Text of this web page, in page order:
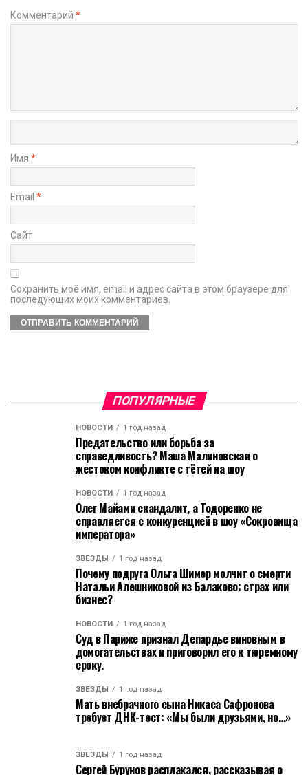
Комментарий *
Имя *
Email *
Сайт
Сохранить моё имя, email и адрес сайта в этом браузере для
последующих моих комментариев.
ПОПУЛЯРНЫЕ
НОВОСТИ 1 год назад
Предательство или борьба за
справедливость? Маша Малиновская о
жестоком конфликте с тётей на шоу
НОВОСТИ 1 год назад
Олег Майами скандалит, а Тодоренко не
справляется с конкуренцией в шоу «Сокровища
императора»
ЗВЁЗДЫ 1 год назад
Почему подруга Ольга Шимер молчит о смерти
Натальи Алешниковой из Балаково: страх или
бизнес?
НОВОСТИ 1 год назад
Суд в Париже признал Депардье виновным в
домогательствах и приговорил его к тюремному
сроку.
ЗВЁЗДЫ 1 год назад
Мать внебрачного сына Никаса Сафронова
требует ДНК-тест: «Мы были друзьями, но…»
ЗВЁЗДЫ 1 год назад
Сергей Бурунов расплакался, рассказывая о